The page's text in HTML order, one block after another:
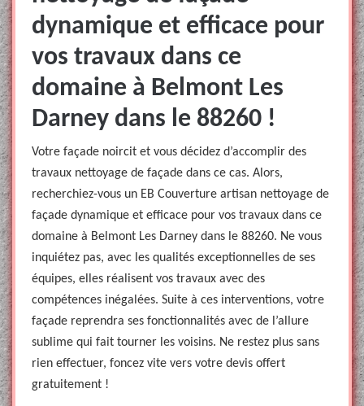
dynamique et efficace pour
vos travaux dans ce
domaine à Belmont Les
Darney dans le 88260 !
Votre façade noircit et vous décidez d’accomplir des
travaux nettoyage de façade dans ce cas. Alors,
recherchiez-vous un EB Couverture artisan nettoyage de
façade dynamique et efficace pour vos travaux dans ce
domaine à Belmont Les Darney dans le 88260. Ne vous
inquiétez pas, avec les qualités exceptionnelles de ses
équipes, elles réalisent vos travaux avec des
compétences inégalées. Suite à ces interventions, votre
façade reprendra ses fonctionnalités avec de l’allure
sublime qui fait tourner les voisins. Ne restez plus sans
rien effectuer, foncez vite vers votre devis offert
gratuitement !